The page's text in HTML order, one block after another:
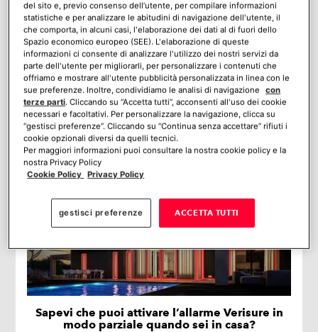
Come funzionano i sistemi di allarme Verisure
in caso di mancanza di corrente?
L’antifurto Verisure continua a trasmettere segnali
d’allarme anche se si interrompe la corrente
Sapevi che puoi attivare l’allarme Verisure in
modo parziale quando sei in casa?
del sito e, previo consenso dell’utente, per compilare informazioni
statistiche e per analizzare le abitudini di navigazione dell'utente, il
che comporta, in alcuni casi, l'elaborazione dei dati al di fuori dello
Spazio economico europeo (SEE). L'elaborazione di queste
informazioni ci consente di analizzare l'utilizzo dei nostri servizi da
parte dell'utente per migliorarli, per personalizzare i contenuti che
offriamo e mostrare all'utente pubblicità personalizzata in linea con le
sue preferenze. Inoltre, condividiamo le analisi di navigazione
con
terze parti. Cliccando su “Accetta tutti”, acconsenti all'uso dei cookie
necessari e facoltativi. Per personalizzare la navigazione, clicca su
“gestisci preferenze”. Cliccando su “Continua senza accettare” rifiuti i
cookie opzionali diversi da quelli tecnici.
Per maggiori informazioni puoi consultare la nostra cookie policy e la
nostra Privacy Policy
Cookie Policy Privacy Policy
gestisci preferenze ACCETTA TUTTI